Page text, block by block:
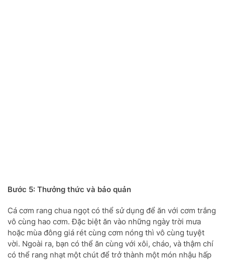
Bước 5: Thưởng thức và bảo quản
Cá cơm rang chua ngọt có thể sử dụng để ăn với cơm trắng
vô cùng hao cơm. Đặc biệt ăn vào những ngày trời mưa
hoặc mùa đông giá rét cùng cơm nóng thì vô cùng tuyệt
vời. Ngoài ra, bạn có thể ăn cùng với xôi, cháo, và thậm chí
có thể rang nhạt một chút để trở thành một món nhậu hấp